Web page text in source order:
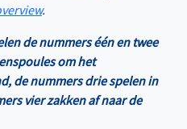
.
de nummers één en twee
om het
de nummers drie spelen in
vier zakken af naar de